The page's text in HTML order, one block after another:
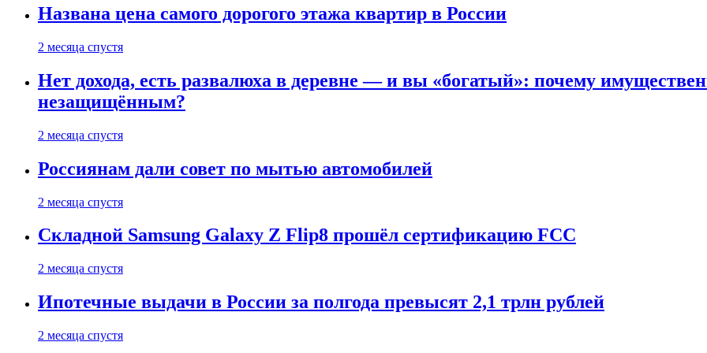
Названа цена самого дорогого этажа квартир в России
2 месяца спустя
Нет дохода, есть развалюха в деревне — и вы «богатый»: почему
незащищённым?
2 месяца спустя
Россиянам дали совет по мытью автомобилей
2 месяца спустя
Складной Samsung Galaxy Z Flip8 прошёл сертификацию FCC
2 месяца спустя
Ипотечные выдачи в России за полгода превысят 2,1 трлн рублей
2 месяца спустя